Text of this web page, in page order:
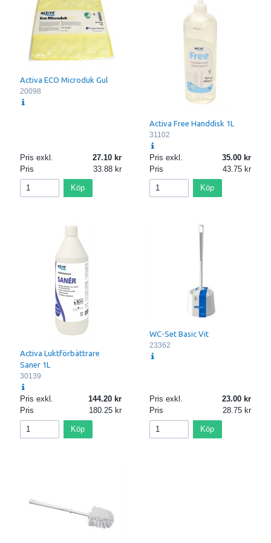
Activa ECO Microduk Gul
20098
Pris exkl.
27.10
Pris
33.88
Köp
Activa Free Handdisk 1L
31102
Pris exkl.
35.00
Pris
43.75
Köp
Activa Luktförbättrare
Saner 1L
30139
Pris exkl.
144.20
Pris
180.25
Köp
WC-Set Basic Vit
23362
Pris exkl.
23.00
Pris
28.75
Köp